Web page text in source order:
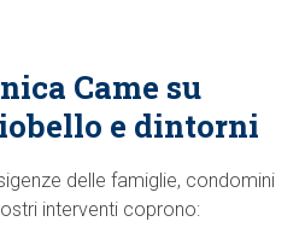
Came su
e dintorni
delle famiglie, condomini
interventi coprono: